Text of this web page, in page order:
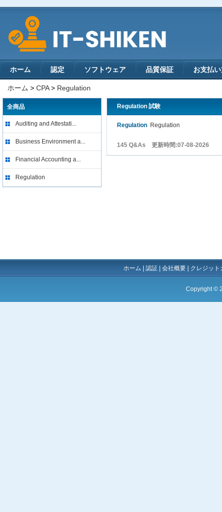
ホーム 認定 ソフトウェア 品質保証 お支払
ホーム > CPA> Regulation
全商品
Auditing and Attestati...
Business Environment a...
Financial Accounting a...
Regulation
Regulation 試験
Regulation Regulation
145 Q&As 更新時間:07-08-2026
ホーム 認証 会社概要 クレジッ
Copyright ©